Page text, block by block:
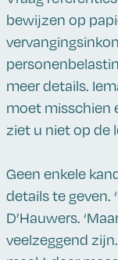
bewijzen op
meer details.
moet misschien
ziet u niet op de
Geen enkele
details te geven.
D’Hauwers.
veelzeggend